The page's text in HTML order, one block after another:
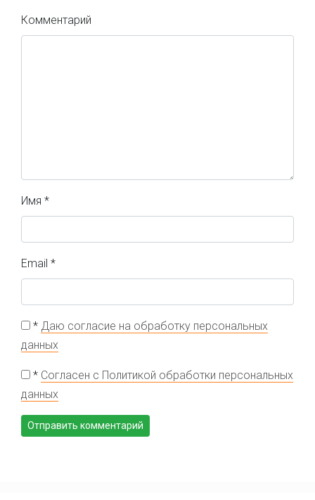
Комментарий
Имя *
Email *
* Даю согласие на обработку персональных
данных
* Согласен с Политикой обработки персональных
данных